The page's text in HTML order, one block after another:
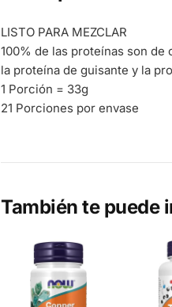
LISTO PARA MEZCLAR
100% de las proteínas son de
la proteína de guisante y la
1 Porción = 33g
21 Porciones por envase
También te puede